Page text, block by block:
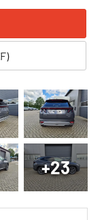
+23